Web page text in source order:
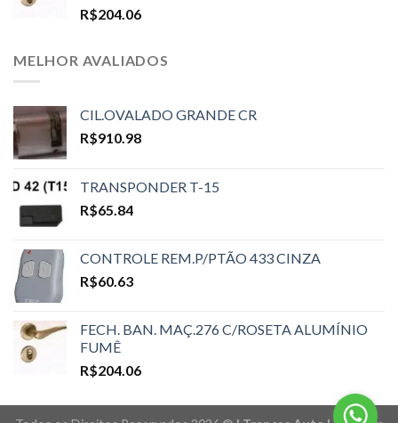
R$204.06
MELHOR AVALIADOS
CIL.OVALADO GRANDE CR
R$910.98
TRANSPONDER T-15
R$65.84
CONTROLE REM.P/PTÃO 433 CINZA
R$60.63
FECH. BAN. MAÇ.276 C/ROSETA ALUMÍNIO
FUMÊ
R$204.06